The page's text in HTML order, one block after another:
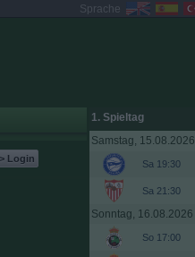
Sprache
Login
1. Spieltag
Samstag, 15.08.2026
Sa 19:30
Sa 21:30
Sonntag, 16.08.2026
So 17:00